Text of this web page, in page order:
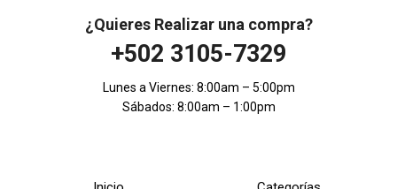
¿Quieres Realizar una compra?
+502 3105-7329
Lunes a Viernes: 8:00am – 5:00pm
Sábados: 8:00am – 1:00pm